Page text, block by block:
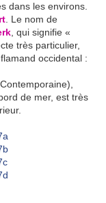
dans les environs.
. Le nom de
, qui signifie «
très particulier,
occidental :
de mer, est très